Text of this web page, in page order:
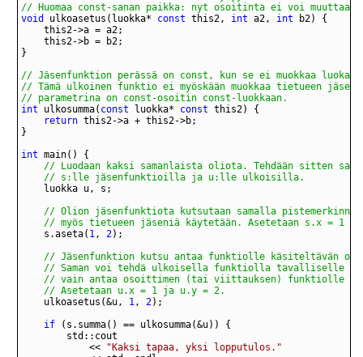
// Huomaa const-sanan paikka: nyt osoitinta ei voi muuttaa
void
ulkoasetus(luokka* const this2, int a2, int
// parametrina on const-osoitin const-luokkaan.
int ulkosumma( const luokka* const
return
int
	// s:lle jäsenfunktioilla ja u:lle ulkoisilla.
// myös tietueen jäseniä käytetään. Asetetaan s.x = 1
	s.aseta(
1, 2
	// Asetetaan u.x = 1 ja u.y = 2.
	ulkoasetus(&u,
1, 2
if
			<<
"Kaksi tapaa, yksi lopputulos."